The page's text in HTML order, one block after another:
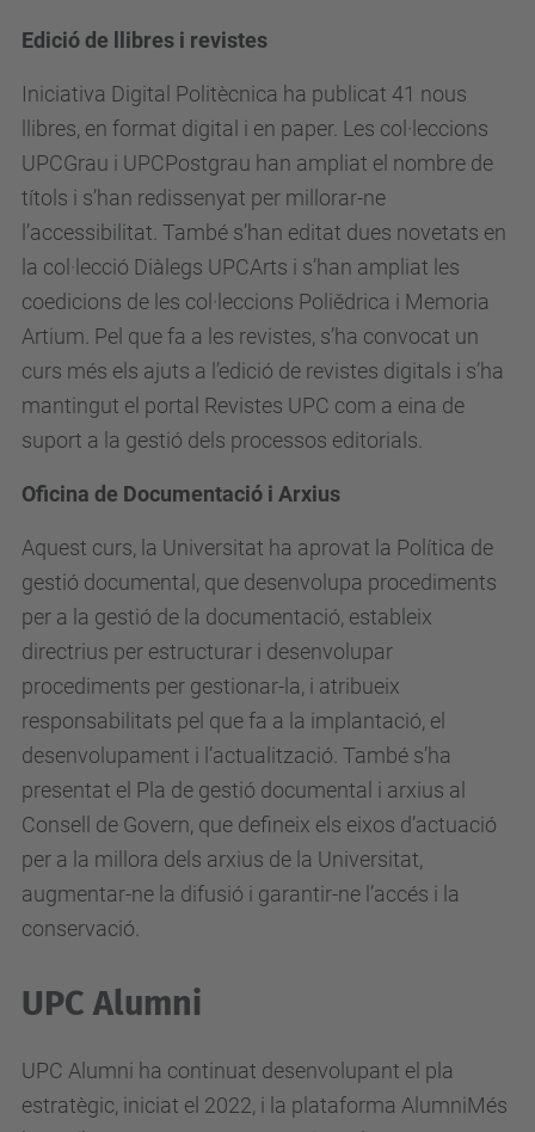
Edició de llibres i revistes
Iniciativa Digital Politècnica ha publicat 41 nous
llibres, en format digital i en paper. Les col·leccions
UPCGrau i UPCPostgrau han ampliat el nombre de
títols i s’han redissenyat per millorar-ne
l’accessibilitat. També s’han editat dues novetats en
la col·lecció Diàlegs UPCArts i s’han ampliat les
coedicions de les col·leccions Poliědrica i Memoria
Artium. Pel que fa a les revistes, s’ha convocat un
curs més els ajuts a l’edició de revistes digitals i s’ha
mantingut el portal Revistes UPC com a eina de
suport a la gestió dels processos editorials.
Oficina de Documentació i Arxius
Aquest curs, la Universitat ha aprovat la Política de
gestió documental, que desenvolupa procediments
per a la gestió de la documentació, estableix
directrius per estructurar i desenvolupar
procediments per gestionar-la, i atribueix
responsabilitats pel que fa a la implantació, el
desenvolupament i l’actualització. També s’ha
presentat el Pla de gestió documental i arxius al
Consell de Govern, que defineix els eixos d’actuació
per a la millora dels arxius de la Universitat,
augmentar-ne la difusió i garantir-ne l’accés i la
conservació.
UPC Alumni
UPC Alumni ha continuat desenvolupant el pla
estratègic, iniciat el 2022, i la plataforma AlumniMés